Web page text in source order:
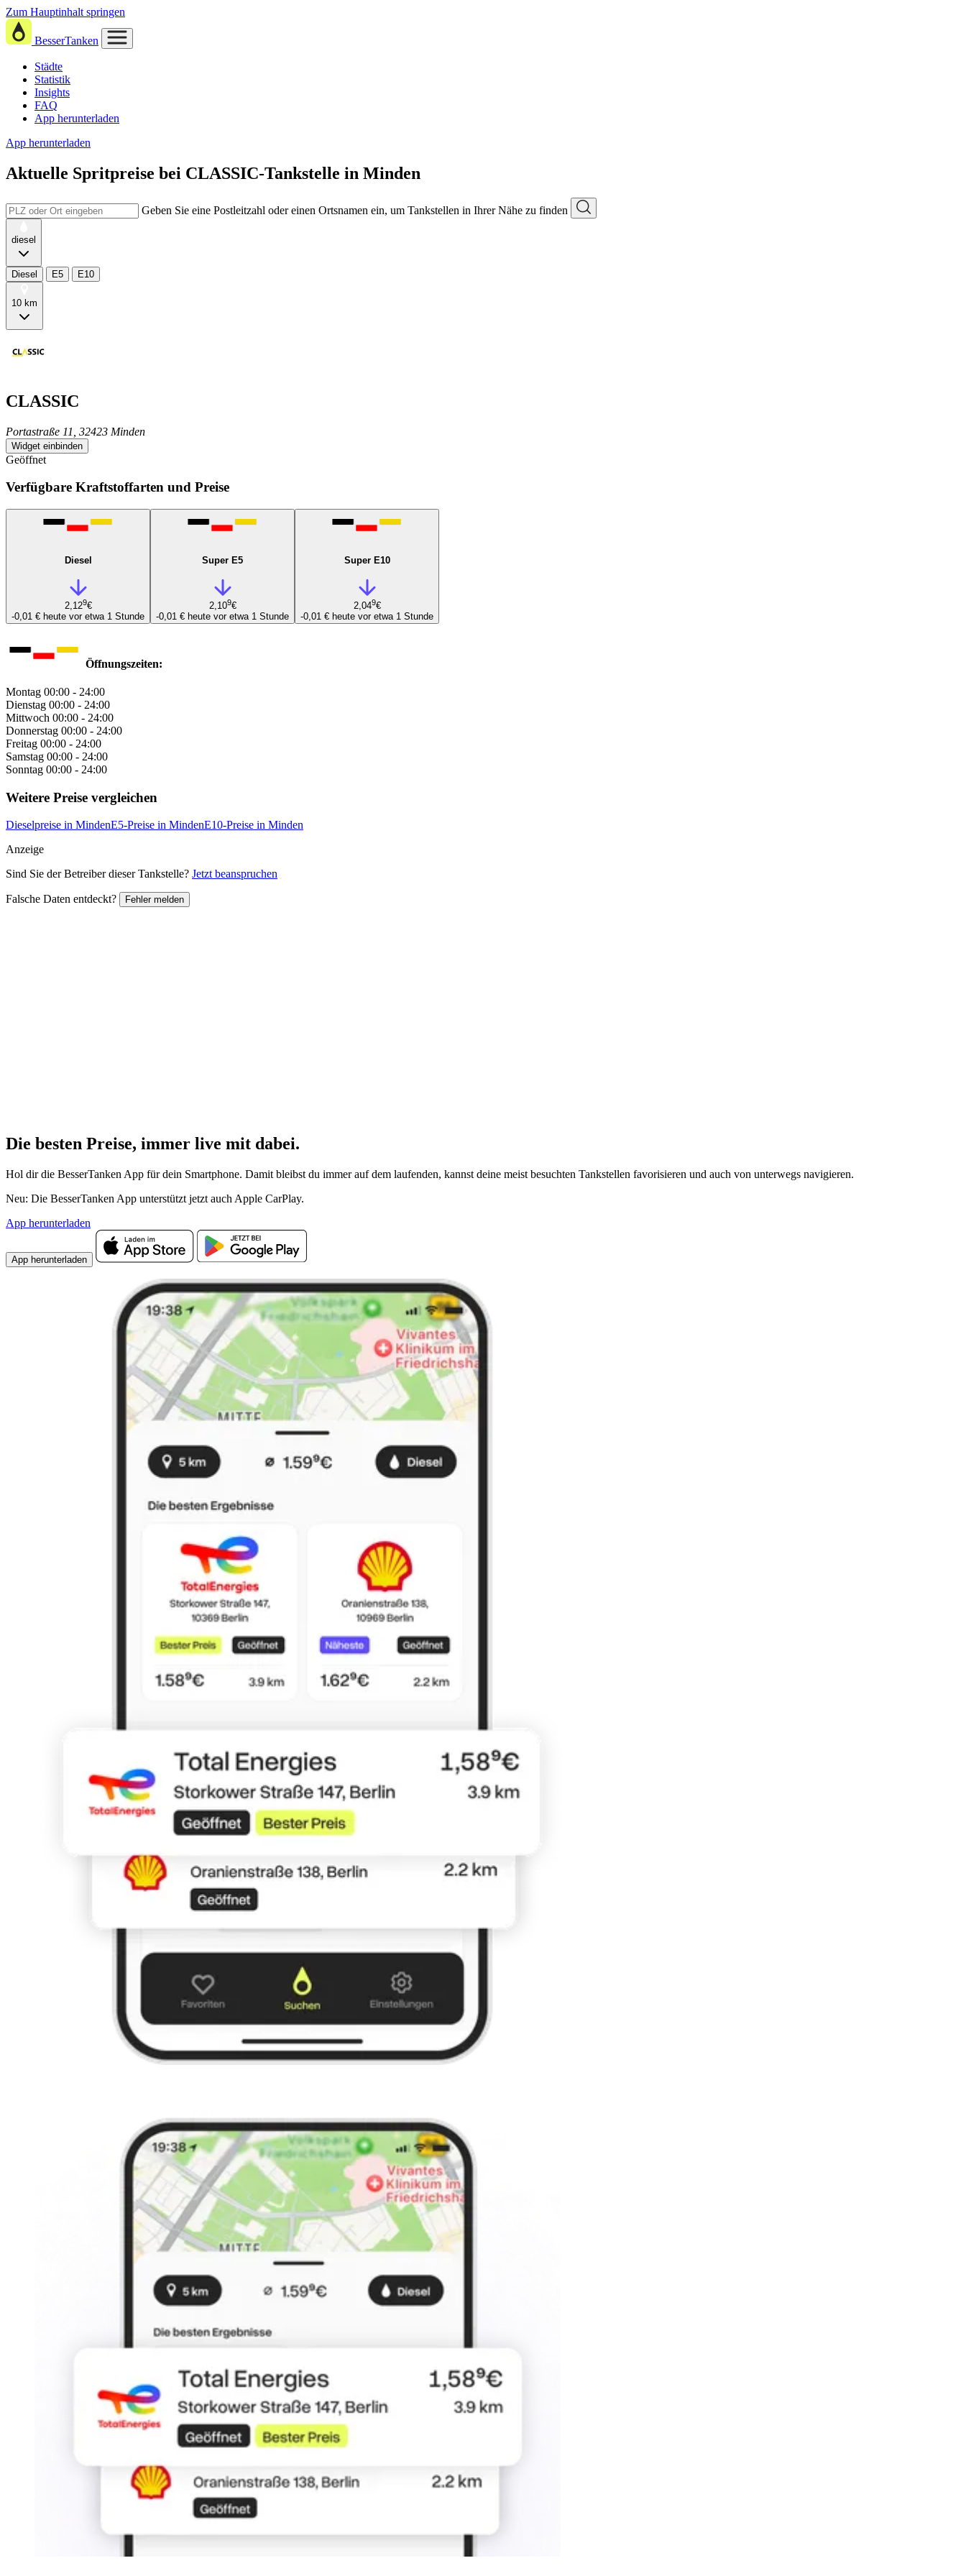
Zum Hauptinhalt springen
BesserTanken
Städte
Statistik
Insights
FAQ
App herunterladen
App herunterladen
Aktuelle Spritpreise bei CLASSIC-Tankstelle in Minden
Geben Sie eine Postleitzahl oder einen Ortsnamen ein, um Tankstellen in Ihrer Nähe zu finden
diesel
Diesel E5 E10
10 km
CLASSIC
Portastraße 11, 32423 Minden
Widget einbinden
Geöffnet
Verfügbare Kraftstoffarten und Preise
Diesel
2,129€
-0,01 € heute vor etwa 1 Stunde
Super E5
2,109€
-0,01 € heute vor etwa 1 Stunde
Super E10
2,049€
-0,01 € heute vor etwa 1 Stunde
Öffnungszeiten:
Montag 00:00 - 24:00
Dienstag 00:00 - 24:00
Mittwoch 00:00 - 24:00
Donnerstag 00:00 - 24:00
Freitag 00:00 - 24:00
Samstag 00:00 - 24:00
Sonntag 00:00 - 24:00
Weitere Preise vergleichen
Dieselpreise in MindenE5-Preise in MindenE10-Preise in Minden
Anzeige
Sind Sie der Betreiber dieser Tankstelle? Jetzt beanspruchen
Falsche Daten entdeckt? Fehler melden
Die besten Preise, immer live mit dabei.
Hol dir die BesserTanken App für dein Smartphone. Damit bleibst du immer auf dem laufenden, kannst deine meist besuchten Tankstellen favorisieren und auch von unterwegs navigieren.
Neu: Die BesserTanken App unterstützt jetzt auch Apple CarPlay.
App herunterladen
App herunterladen